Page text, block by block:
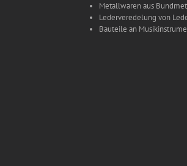
Metallwaren aus
Lederveredelung von
Bauteile an